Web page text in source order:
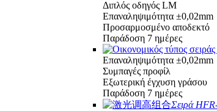
Διπλός οδηγός LM
Επαναληψιμότητα ±0,02mm
Προσαρμοσμένο αποδεκτό
Παράδοση 7 ημέρες
Επαναληψιμότητα ±0,02mm
Συμπαγές προφίλ
Εξωτερική έγχυση γράσου
Παράδοση 7 ημέρες
Σειρά